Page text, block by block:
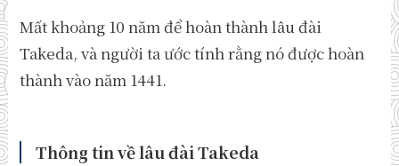
Mất khoảng 10 năm để hoàn thành lâu đài
Takeda, và người ta ước tính rằng nó được hoàn
thành vào năm 1441.
Thông tin về lâu đài Takeda